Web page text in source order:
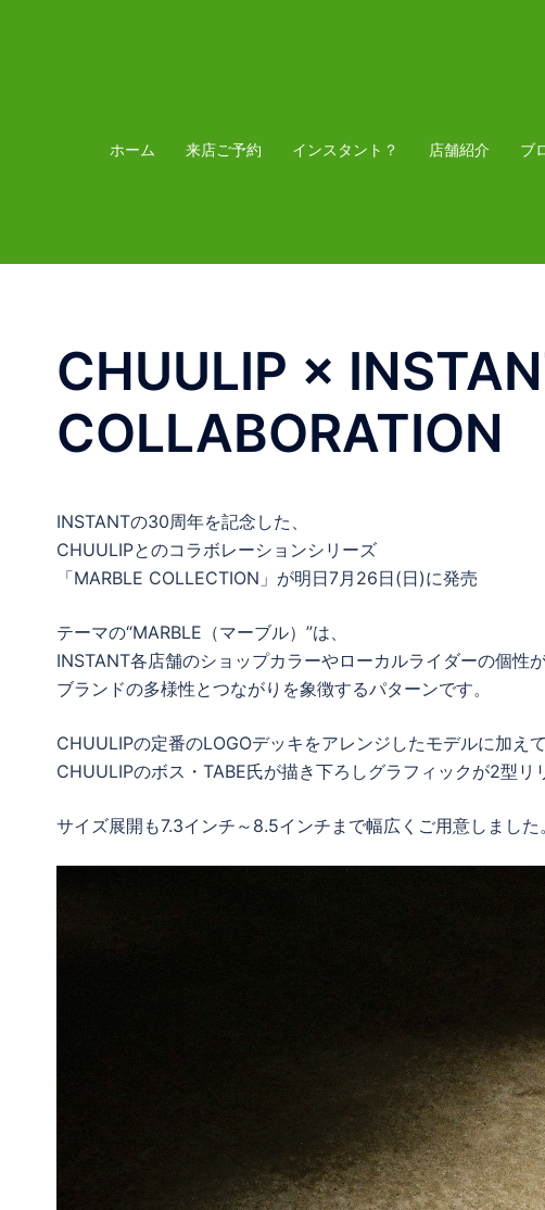
プ
ホーム 来店ご予約 インスタント？ 店舗紹介 ブ
CHUULIP ×
COLLABORATION
INSTANTの30周年を記念した、
CHUULIPとのコラボレーションシリーズ
「MARBLE COLLECTION」が明日7月26日(日)に発売
テーマの“MARBLE（マーブル）”は、
INSTANT各店舗のショップカラーやローカルライダーの個性
ブランドの多様性とつながりを象徴するパターンです。
CHUULIPの定番のLOGOデッキをアレンジしたモデルに加えて
CHUULIPのボス・TABE氏が描き下ろしグラフィックが2型リ
サイズ展開も7.3インチ～8.5インチまで幅広くご用意しました。